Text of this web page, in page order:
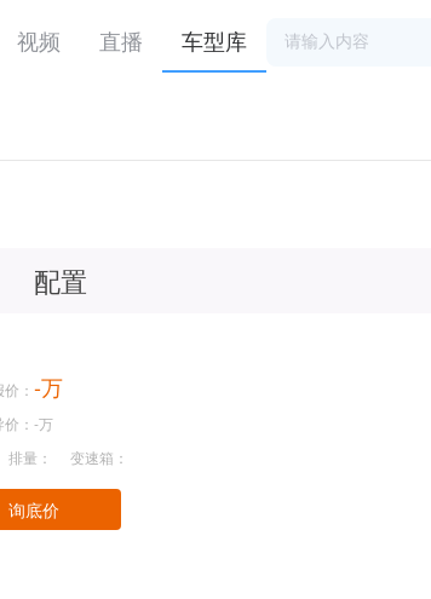
视频 直播 车型库
配置
： -万
价：-万
排量： 变速箱：
询底价